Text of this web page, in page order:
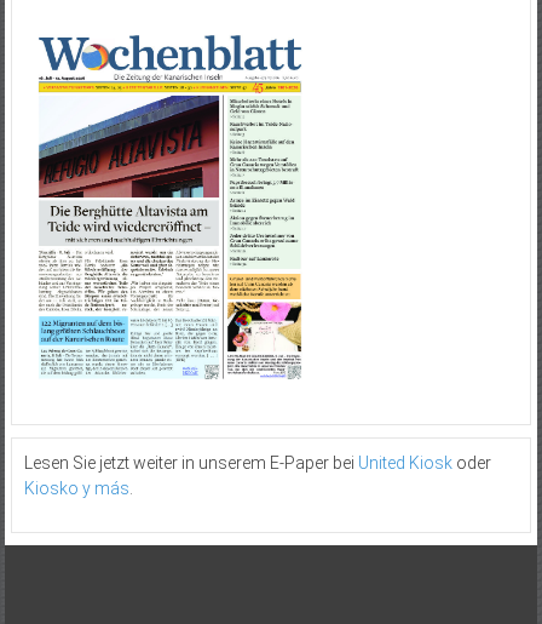
Lesen Sie jetzt weiter in unserem E-Paper bei United Kioskoder
Kiosko y más